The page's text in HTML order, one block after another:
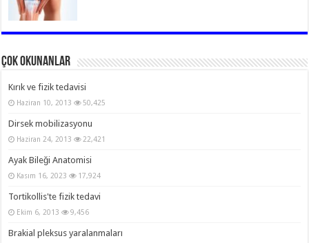
Çok Okunanlar
Kırık ve fizik tedavisi
Haziran 10, 2013 50,425
Dirsek mobilizasyonu
Haziran 24, 2013 22,421
Ayak Bileği Anatomisi
Kasım 16, 2023 17,924
Tortikollis'te fizik tedavi
Ekim 6, 2013 9,456
Brakial pleksus yaralanmaları